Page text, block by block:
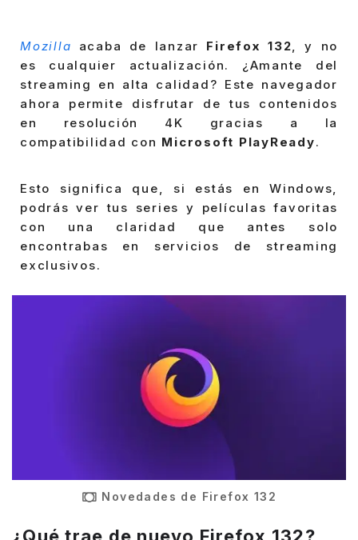
Mozilla acaba de lanzar Firefox 132, y no
es cualquier actualización. ¿Amante del
streaming en alta calidad? Este navegador
ahora permite disfrutar de tus contenidos
en resolución 4K gracias a la
compatibilidad con Microsoft PlayReady.
Esto significa que, si estás en Windows,
podrás ver tus series y películas favoritas
con una claridad que antes solo
encontrabas en servicios de streaming
exclusivos.
Novedades de Firefox 132